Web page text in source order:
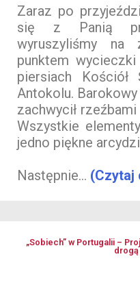
Zaraz po
się z Panią
wyruszyliśmy na
punktem
piersiach
Antokolu.
zachwycił
Wszystkie
jedno piękne
Następnie... (Czytaj
„Sobiech” w Portugalii –